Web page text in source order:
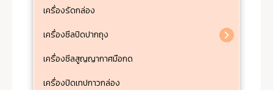
เครื่องรัดกล่อง
เครื่องซีลปิดปากถุง
เครื่องซีลสูญญากาศมือกด
เครื่องปิดเทปกาวกล่อง